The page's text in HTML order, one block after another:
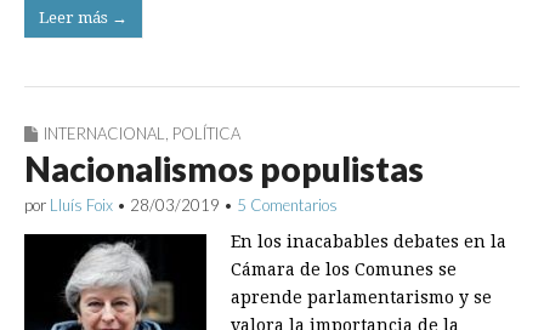
Leer más →
INTERNACIONAL, POLÍTICA
Nacionalismos populistas
por Lluís Foix • 28/03/2019 • 5 Comentarios
En los inacabables debates en la
Cámara de los Comunes se
aprende parlamentarismo y se
valora la importancia de la